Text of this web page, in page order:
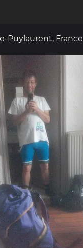
Puylaurent, France